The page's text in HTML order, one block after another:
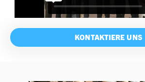
KONTAKTIERE UNS